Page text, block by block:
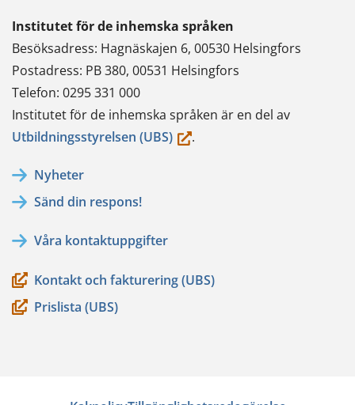
Institutet för de inhemska språken
Besöksadress: Hagnäskajen 6, 00530 Helsingfors
Postadress: PB 380, 00531 Helsingfors
Telefon: 0295 331 000
Institutet för de inhemska språken är en del av
Utbildningsstyrelsen (UBS)(du.
Nyheter
Sänd din respons!
Våra kontaktuppgifter
Kontakt och fakturering (UBS)
Prislista (UBS)